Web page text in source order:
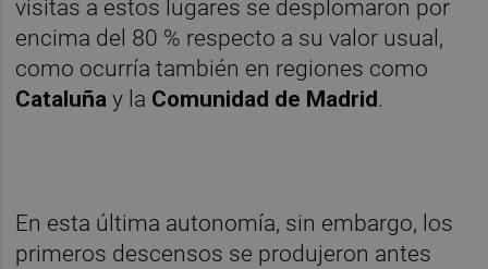
visitas a estos lugares se desplomaron por
encima del 80 % respecto a su valor usual,
como ocurría también en regiones como
Cataluña y la Comunidad de Madrid.
En esta última autonomía, sin embargo, los
primeros descensos se produjeron antes